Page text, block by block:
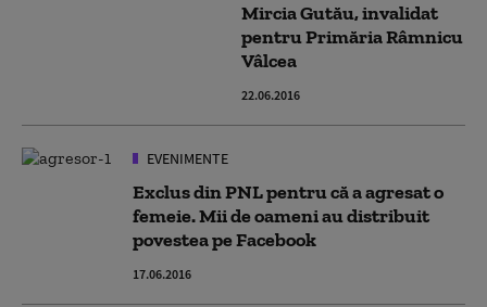
Mircia Gutău, invalidat
pentru Primăria Râmnicu
Vâlcea
22.06.2016
EVENIMENTE
Exclus din PNL pentru că a agresat o
femeie. Mii de oameni au distribuit
povestea pe Facebook
17.06.2016